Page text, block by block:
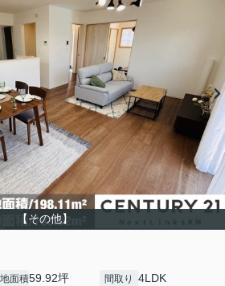
【その他】
面積59.92坪
間取り 4LDK